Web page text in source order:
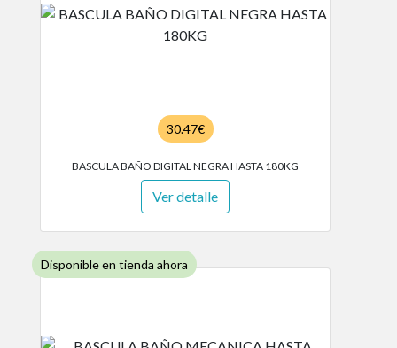
30.47€
BASCULA BAÑO DIGITAL NEGRA HASTA 180KG
Ver detalle
Disponible en tienda ahora